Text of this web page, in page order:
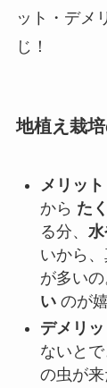
ット・デメ
じ！
地植え栽
メリット
から た
る分、
いから
が多い
いのが嬉
デメリッ
ないと
の虫が